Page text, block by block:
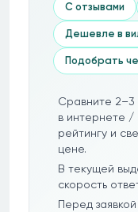
С отзывами
Дешевле в
Подобрать
Сравните 2–3
в интернете /
рейтингу и
цене.
В текущей
скорость
Перед